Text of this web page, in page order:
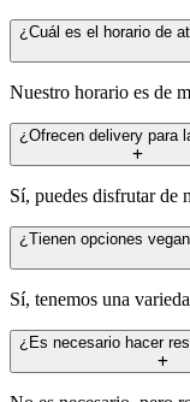
¿Cuál es el horario de
Nuestro horario es de
¿Ofrecen delivery para
Sí, puedes disfrutar de
¿Tienen opciones
Sí, tenemos una
¿Es necesario hacer